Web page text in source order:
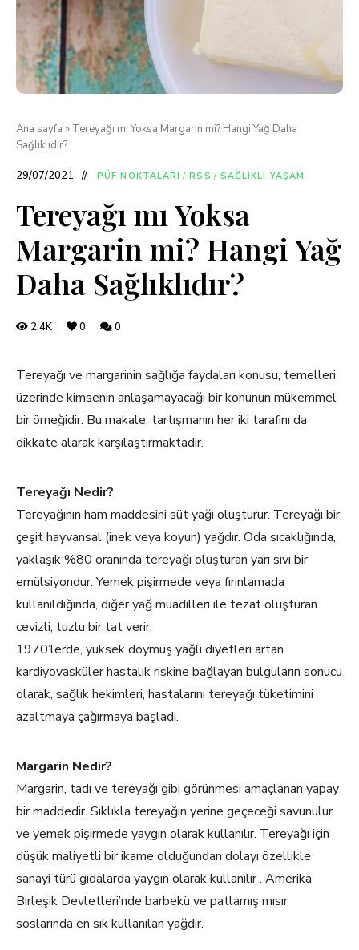
Ana sayfa » Tereyağı mı Yoksa Margarin mi? Hangi Yağ Daha
Sağlıklıdır?
29/07/2021 PÜF NOKTALARI / RSS / SAĞLIKLI YAŞAM
Tereyağı mı Yoksa
Margarin mi? Hangi Yağ
Daha Sağlıklıdır?
2.4K 0 0
Tereyağı ve margarinin sağlığa faydaları konusu, temelleri
üzerinde kimsenin anlaşamayacağı bir konunun mükemmel
bir örneğidir. Bu makale, tartışmanın her iki tarafını da
dikkate alarak karşılaştırmaktadır.
Tereyağı Nedir?
Tereyağının ham maddesini süt yağı oluşturur. Tereyağı bir
çeşit hayvansal (inek veya koyun) yağdır. Oda sıcaklığında,
yaklaşık %80 oranında tereyağı oluşturan yarı sıvı bir
emülsiyondur. Yemek pişirmede veya fırınlamada
kullanıldığında, diğer yağ muadilleri ile tezat oluşturan
cevizli, tuzlu bir tat verir.
1970’lerde, yüksek doymuş yağlı diyetleri artan
kardiyovasküler hastalık riskine bağlayan bulguların sonucu
olarak, sağlık hekimleri, hastalarını tereyağı tüketimini
azaltmaya çağırmaya başladı.
Margarin Nedir?
Margarin, tadı ve tereyağı gibi görünmesi amaçlanan yapay
bir maddedir. Sıklıkla tereyağın yerine geçeceği savunulur
ve yemek pişirmede yaygın olarak kullanılır. Tereyağı için
düşük maliyetli bir ikame olduğundan dolayı özellikle
sanayi türü gıdalarda yaygın olarak kullanılır . Amerika
Birleşik Devletleri’nde barbekü ve patlamış mısır
soslarında en sık kullanılan yağdır.